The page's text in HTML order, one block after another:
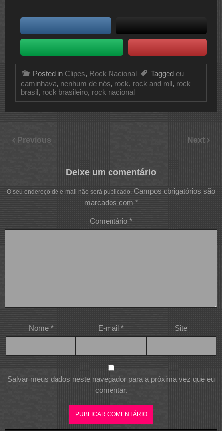
Posted in Clipes, Rock Nacional Tagged eu
caminhava, nenhum de nós, rock, rock and roll, rock
brasil, rock brasileiro, rock nacional
Previous Next
Deixe um comentário
O seu endereço de e-mail não será publicado. Campos obrigatórios são
marcados com *
Comentário *
Nome * E-mail * Site
Salvar meus dados neste navegador para a próxima vez que eu
comentar.